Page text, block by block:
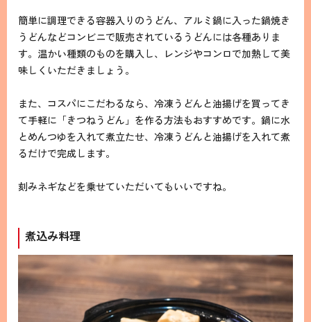
簡単に調理できる容器入りのうどん、アルミ鍋に入った鍋焼き
うどんなどコンビニで販売されているうどんには各種ありま
す。温かい種類のものを購入し、レンジやコンロで加熱して美
味しくいただきましょう。
また、コスパにこだわるなら、冷凍うどんと油揚げを買ってき
て手軽に「きつねうどん」を作る方法もおすすめです。鍋に水
とめんつゆを入れて煮立たせ、冷凍うどんと油揚げを入れて煮
るだけで完成します。
刻みネギなどを乗せていただいてもいいですね。
煮込み料理